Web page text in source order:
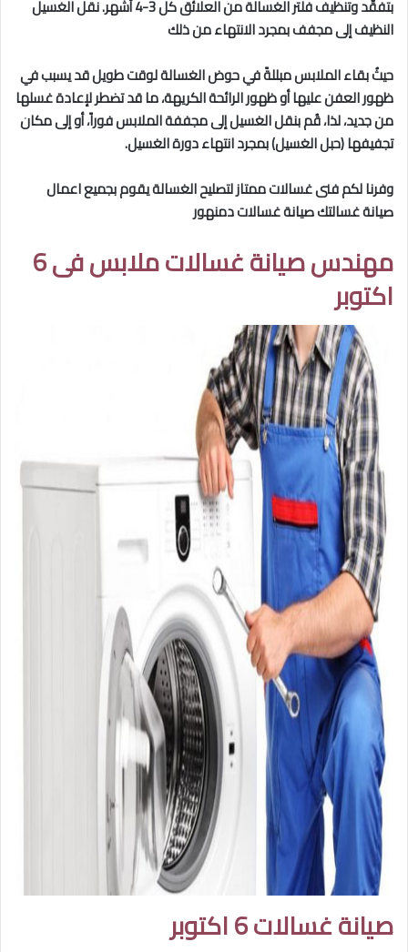
بتفقّد وتنظيف فلتر الغسالة من العلائق كل 3-4 أشهر. نقل الغسيل
النظيف إلى مجفف بمجرد الانتهاء من ذلك
حيثُ بقاء الملابس مبللةً في حوض الغسالة لوقت طويل قد يسبب في
ظهور العفن عليها أو ظهور الرائحة الكريهة، ما قد تضطر لإعادة غسلها
من جديد، لذا، قُم بنقل الغسيل إلى مجففة الملابس فوراً، أو إلى مكان
تجفيفها (حبل الغسيل) بمجرد انتهاء دورة الغسيل.
وفرنا لكم فنى غسالات ممتاز لتصليح الغسالة يقوم بجميع اعمال
صيانة غسالتك صيانة غسالات دمنهور
مهندس صيانة غسالات ملابس فى 6
اكتوبر
صيانة غسالات 6 اكتوبر